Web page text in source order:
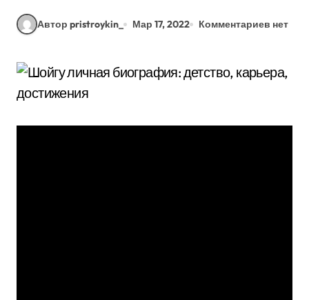
Автор pristroykin_ Мар 17, 2022 Комментариев нет